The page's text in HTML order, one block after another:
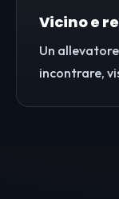
Vicino e
Un
incontrare,